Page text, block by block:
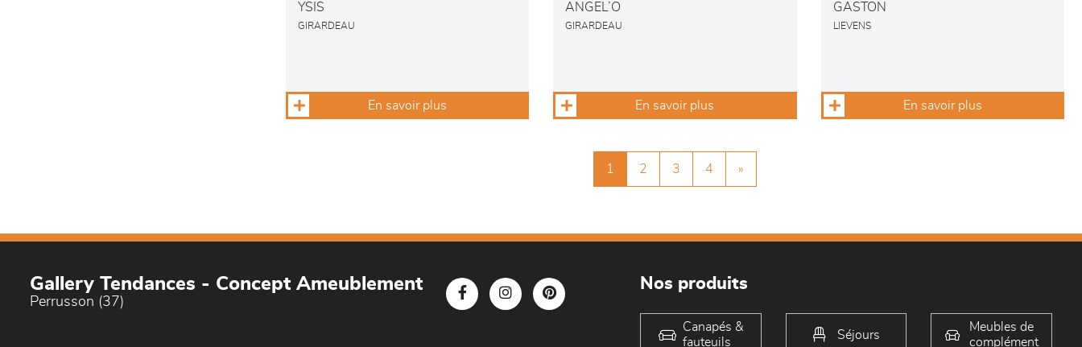
YSIS
GIRARDEAU
En savoir plus
ANGEL’O
GIRARDEAU
En savoir plus
GASTON
LIEVENS
En savoir plus
1 2 3 4 »
Gallery Tendances - Concept Ameublement
Perrusson (37)
Nos produits
Canapés &
fauteuils
Séjours
Meubles de
complément